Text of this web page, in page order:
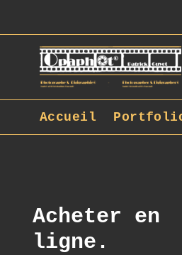
Acheter en
ligne.
Accueil